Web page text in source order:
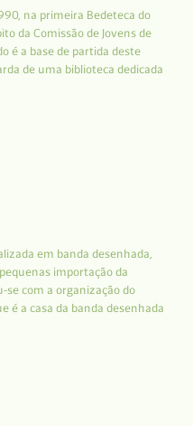
na primeira Bedeteca do
da Comissão de Jovens de
é a base de partida deste
de uma biblioteca dedicada
em banda desenhada,
importação da
se com a organização do
é a casa da banda desenhada